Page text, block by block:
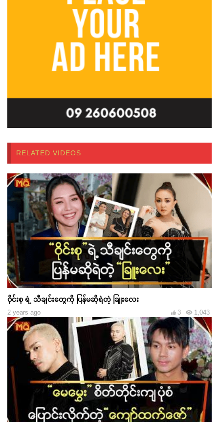
RELATED VIDEOS
ဝိုင်းစု ရဲ့ သီချင်းတွေကို ပြန်မဆိုရဲတဲ့ ခြူးလေး
2 years ago 1,043
3